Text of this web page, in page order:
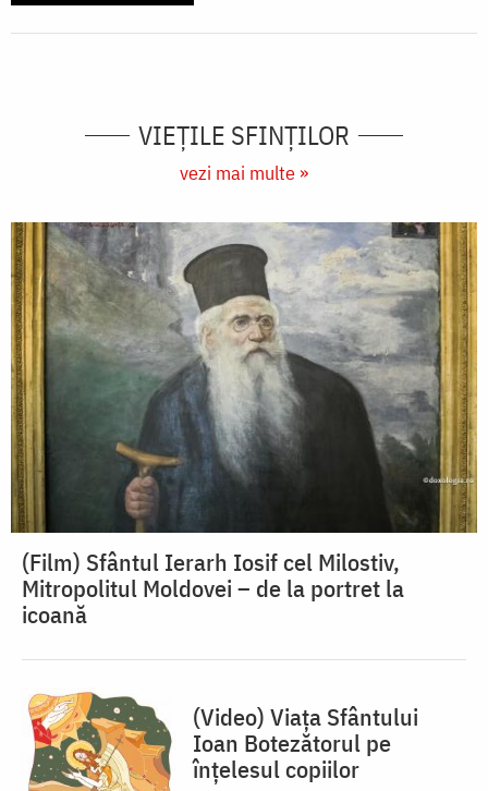
VIEŢILE SFINŢILOR
vezi mai multe »
(Film) Sfântul Ierarh Iosif cel Milostiv,
Mitropolitul Moldovei – de la portret la
icoană
(Video) Viața Sfântului
Ioan Botezătorul pe
înțelesul copiilor